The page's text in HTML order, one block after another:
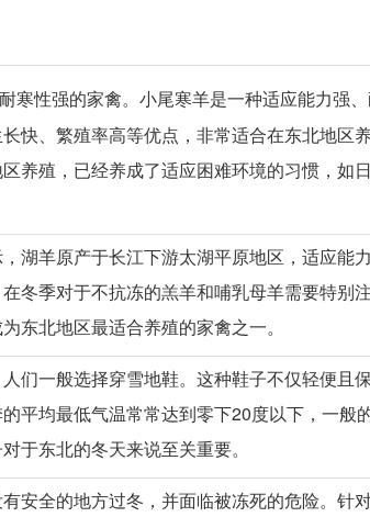
寒性强的家禽。小尾寒羊是一种适应能力强
快、繁殖率高等优点，非常适合在东北地区
养殖，已经养成了适应困难环境的习惯，如
湖羊原产于长江下游太湖平原地区，适应能
冬季对于不抗冻的羔羊和哺乳母羊需要特别
东北地区最适合养殖的家禽之一。
们一般选择穿雪地鞋。这种鞋子不仅轻便且
平均最低气温常常达到零下20度以下，一般
于东北的冬天来说至关重要。
安全的地方过冬，并面临被冻死的危险。针